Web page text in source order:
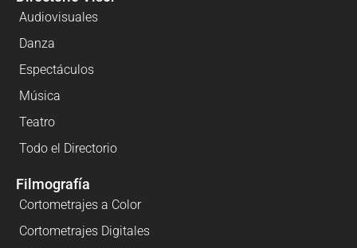
Audiovisuales
Danza
Espectáculos
Música
Teatro
Todo el Directorio
Filmografía
Cortometrajes a Color
Cortometrajes Digitales